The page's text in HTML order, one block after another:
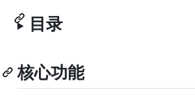
目录
核心功能